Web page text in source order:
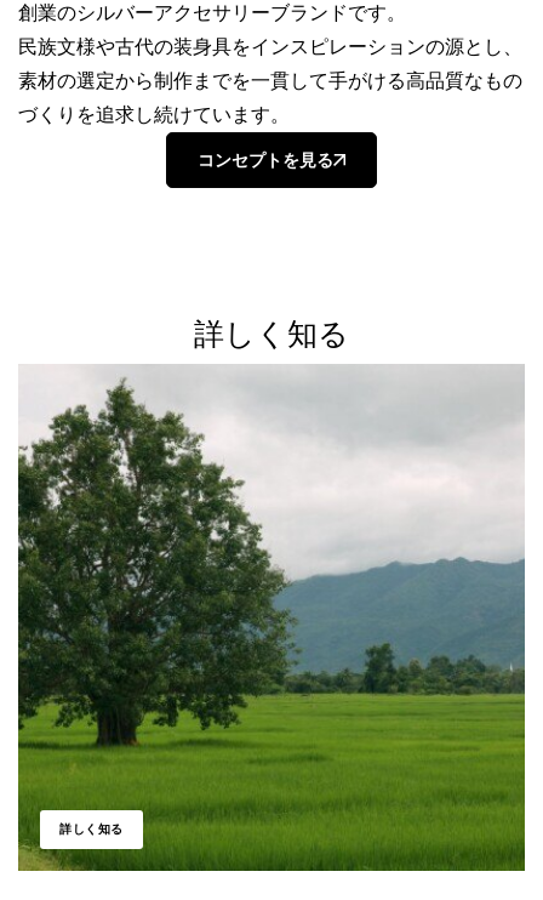
創業の​シルバーアクセサリーブランドです。
民族文様や古代の装身具をインスピレーションの源とし、​
素材の選定から制作までを一貫して手がける​高品質なもの
づくりを追求し続けています。
コンセプトを見る
詳しく知る
詳しく知る